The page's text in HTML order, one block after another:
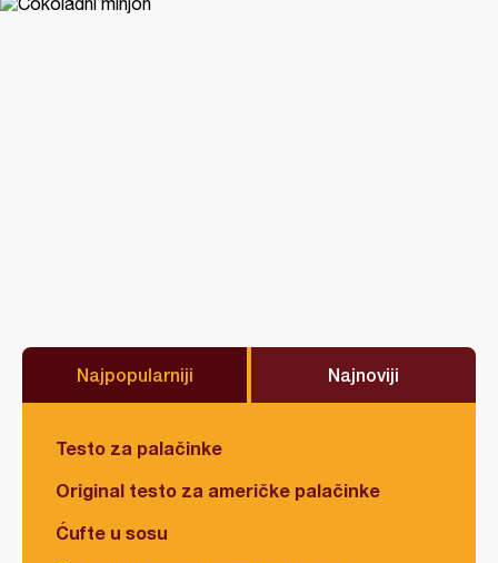
Najpopularniji Najnoviji
Testo za palačinke
Original testo za američke palačinke
Ćufte u sosu